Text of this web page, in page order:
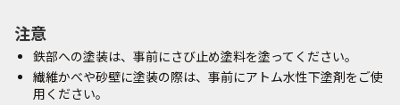
注意
鉄部への塗装は、事前にさび止め塗料を塗ってください。
繊維かべや砂壁に塗装の際は、事前にアトム水性下塗剤をご使
用ください。